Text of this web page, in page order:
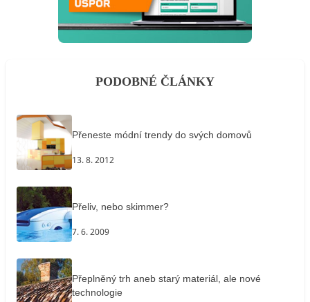
PODOBNÉ ČLÁNKY
Přeneste módní trendy do svých domovů
13. 8. 2012
Přeliv, nebo skimmer?
7. 6. 2009
Přeplněný trh aneb starý materiál, ale nové
technologie